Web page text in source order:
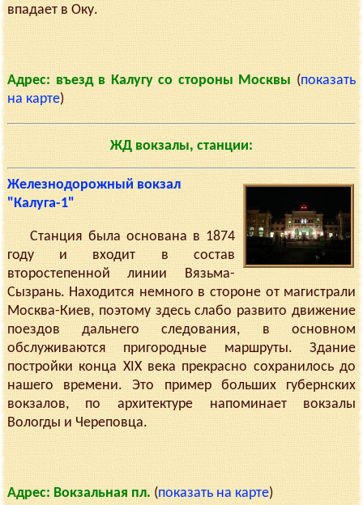
впадает в Оку.
Адрес: въезд в Калугу со стороны Москвы (показать
на карте)
ЖД вокзалы, станции:
Железнодорожный вокзал
"Калуга-1"
Станция была основана в 1874
году и входит в состав
второстепенной линии Вязьма-
Сызрань. Находится немного в стороне от магистрали
Москва-Киев, поэтому здесь слабо развито движение
поездов дальнего следования, в основном
обслуживаются пригородные маршруты. Здание
постройки конца XIX века прекрасно сохранилось до
нашего времени. Это пример больших губернских
вокзалов, по архитектуре напоминает вокзалы
Вологды и Череповца.
Адрес: Вокзальная пл. (показать на карте)